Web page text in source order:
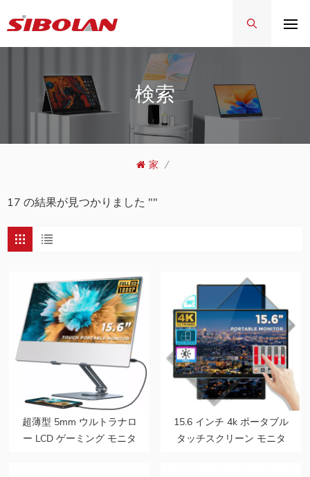
検索
家 /
17 の結果が見つかりました ""
超薄型 5mm ウルトラナロ
ー LCD ゲーミング モニタ
15.6 インチ 4k ポータブル
タッチスクリーン モニタ